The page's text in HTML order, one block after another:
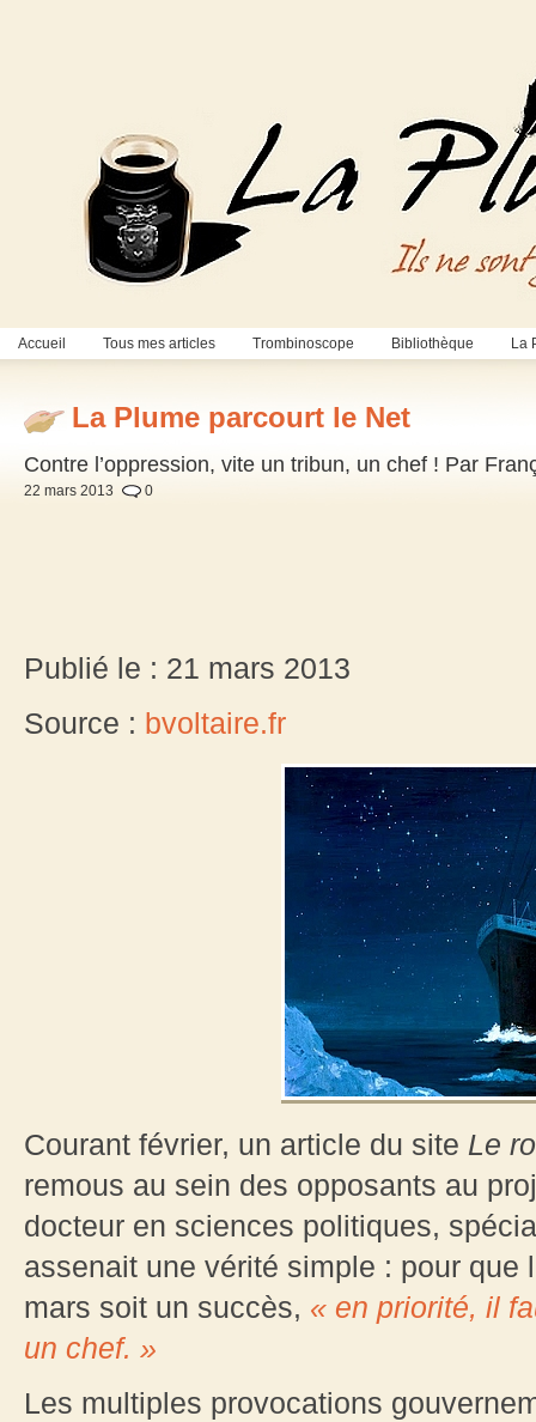
Accueil Tous mes articles Trombinoscope Bibliothèque La
La Plume parcourt le Net
Contre l’oppression, vite un tribun, un chef ! Par
22 mars 2013 0
Publié le : 21 mars 2013
Source : bvoltaire.fr
Courant février, un article du site Le
remous au sein des opposants au
docteur en sciences politiques,
assenait une vérité simple : pour
mars soit un succès, « en priorité, il
un chef. »
Les multiples provocations